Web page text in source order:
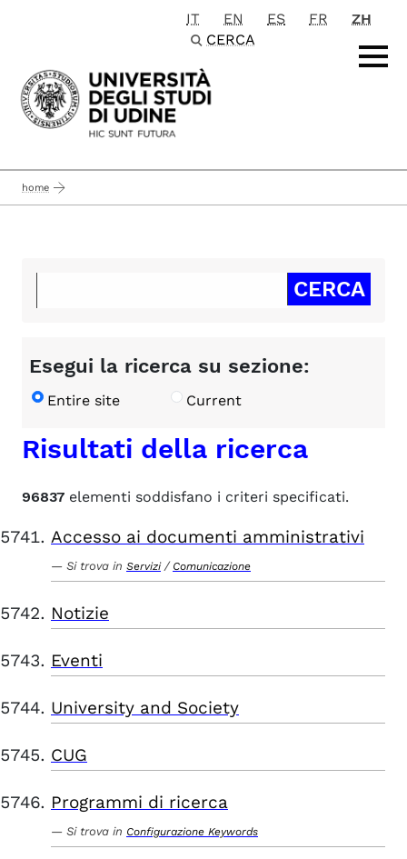
Passa al contenuto principale
IT EN ES FR
ZH
CERCA
home
Esegui la ricerca su sezione:
Entire site Current
Risultati della ricerca
96837 elementi soddisfano i criteri specificati.
Accesso ai documenti amministrativi
Si trova in Servizi / Comunicazione
Notizie
Eventi
University and Society
CUG
Programmi di ricerca
Si trova in Configurazione Keywords